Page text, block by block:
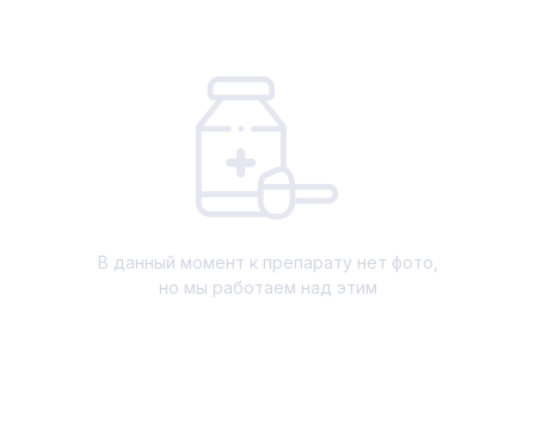
В данный момент к препарату нет фото,
но мы работаем над этим